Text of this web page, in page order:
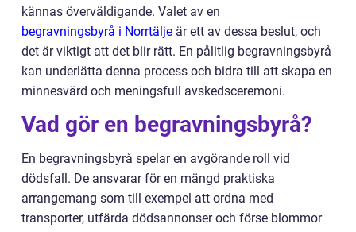
kännas överväldigande. Valet av en
begravningsbyrå i Norrtälje är ett av dessa beslut, och
det är viktigt att det blir rätt. En pålitlig begravningsbyrå
kan underlätta denna process och bidra till att skapa en
minnesvärd och meningsfull avskedsceremoni.
Vad gör en begravningsbyrå?
En begravningsbyrå spelar en avgörande roll vid
dödsfall. De ansvarar för en mängd praktiska
arrangemang som till exempel att ordna med
transporter, utfärda dödsannonser och förse blommor